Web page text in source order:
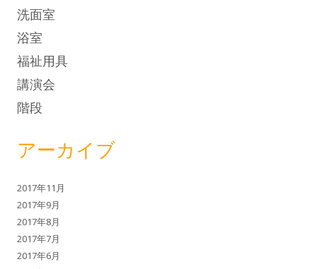
洗面室
浴室
福祉用具
講演会
階段
アーカイブ
2017年11月
2017年9月
2017年8月
2017年7月
2017年6月